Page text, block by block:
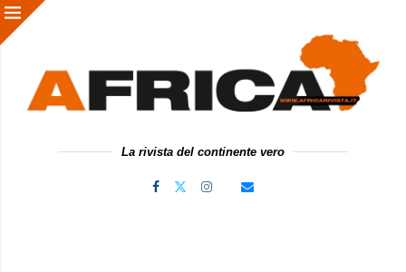
La rivista del continente vero